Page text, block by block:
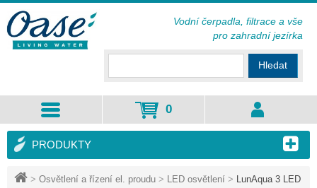
> Osvětlení a řízení el. proudu > LED osvětlení > LunAqua 3 LED
PRODUKTY
Hledat
0
Vodní čerpadla, filtrace a vše
pro zahradní jezírka